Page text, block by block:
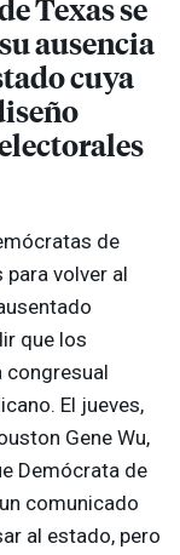
Texas se
ausencia
cuya
de
volver al
que los
congresual
El jueves,
Gene Wu,
Demócrata de
comunicado
al estado, pero